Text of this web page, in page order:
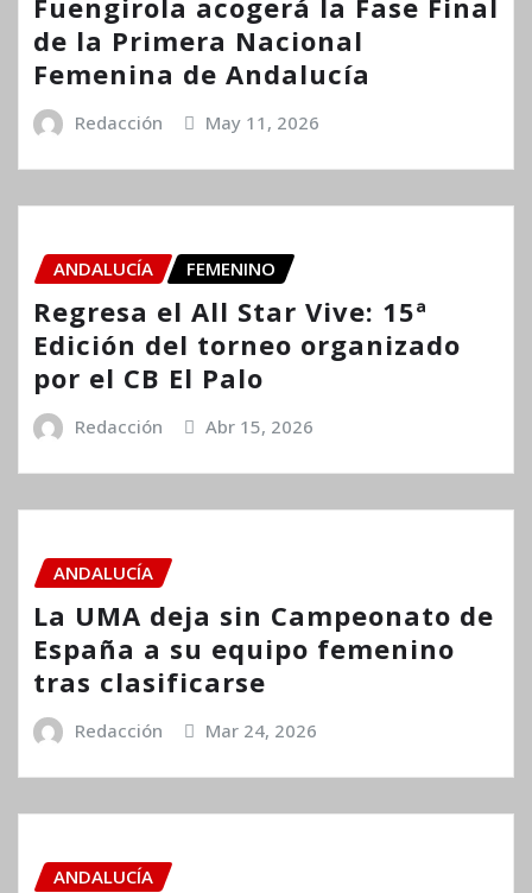
de la Primera Nacional
Femenina de Andalucía
Redacción May 11, 2026
ANDALUCÍA FEMENINO
Regresa el All Star Vive: 15ª
Edición del torneo organizado
por el CB El Palo
Redacción Abr 15, 2026
ANDALUCÍA
La UMA deja sin Campeonato de
España a su equipo femenino
tras clasificarse
Redacción Mar 24, 2026
ANDALUCÍA